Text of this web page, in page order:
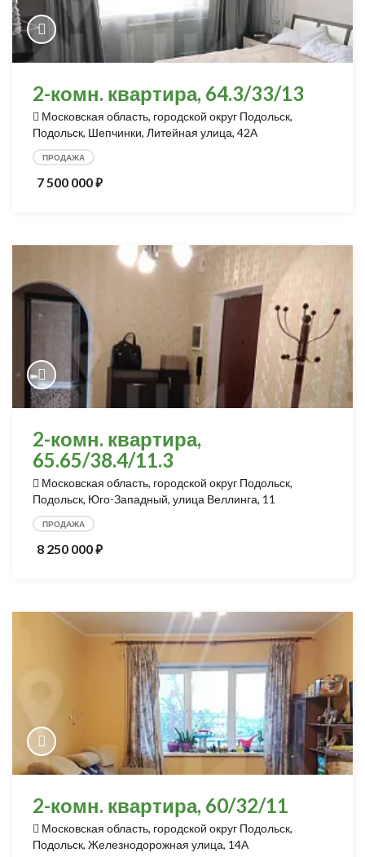
2-комн. квартира, 64.3/33/13
Московская область, городской округ Подольск,
Подольск, Шепчинки, Литейная улица, 42А
ПРОДАЖА
7 500 000⃏
2-комн. квартира,
65.65/38.4/11.3
Московская область, городской округ Подольск,
Подольск, Юго-Западный, улица Веллинга, 11
ПРОДАЖА
8 250 000⃏
2-комн. квартира, 60/32/11
Московская область, городской округ Подольск,
Подольск, Железнодорожная улица, 14А